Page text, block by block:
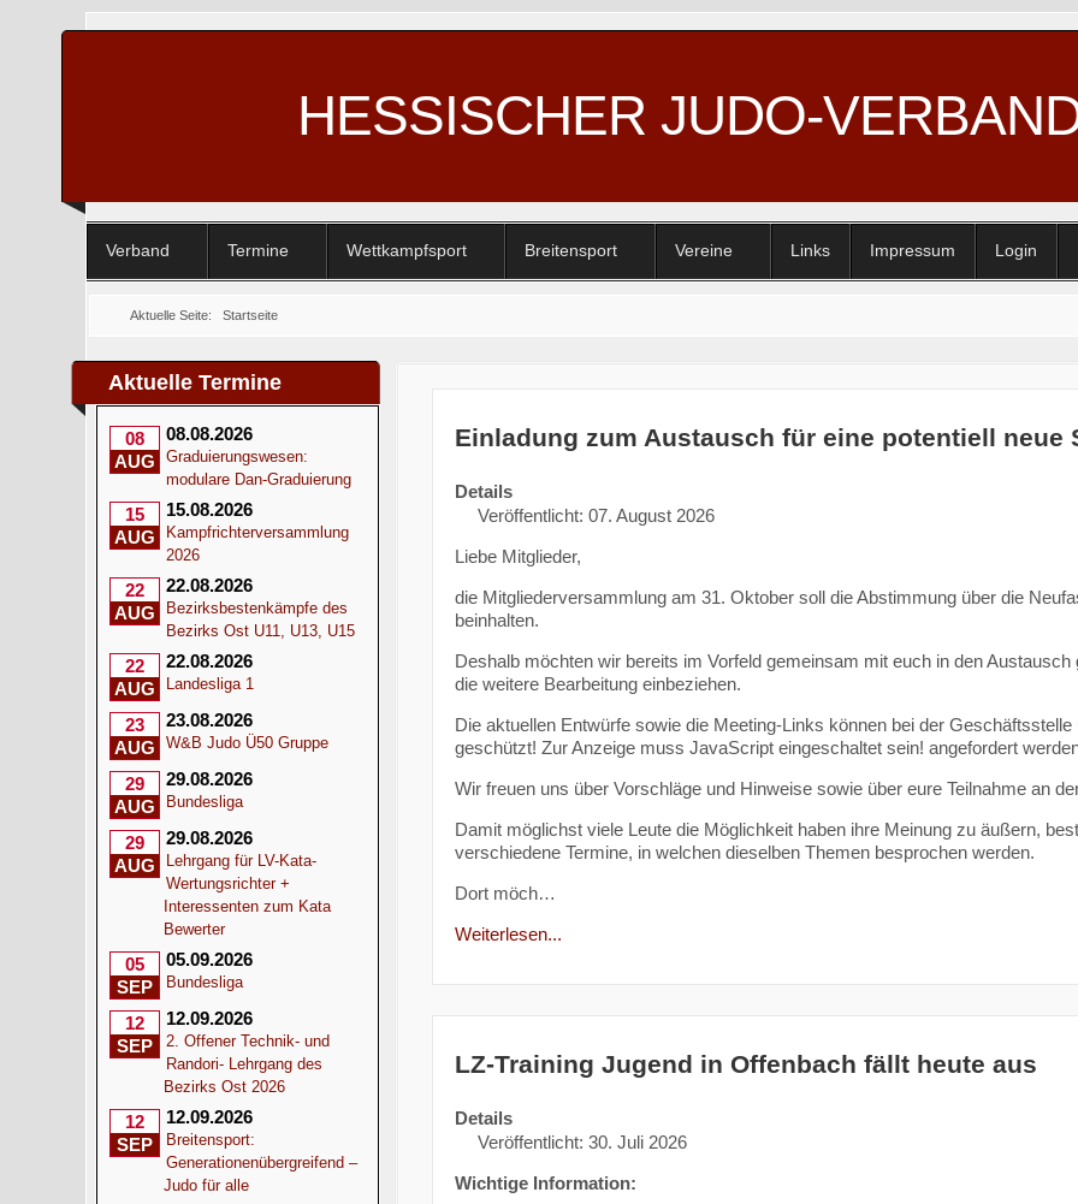
HESSISCHER JUDO-
Verband Termine Wettkampfsport Breitensport Vereine Links Impressum Login
Aktuelle Seite:Startseite
Aktuelle Termine
08
AUG
08.08.2026
Graduierungswesen:
modulare Dan-Graduierung
15
AUG
15.08.2026
Kampfrichterversammlung
2026
22
AUG
22.08.2026
Bezirksbestenkämpfe des
Bezirks Ost U11, U13, U15
22
AUG
22.08.2026
Landesliga 1
23
AUG
23.08.2026
W&B Judo Ü50 Gruppe
29
AUG
29.08.2026
Bundesliga
29
AUG
29.08.2026
Lehrgang für LV-Kata-
Wertungsrichter +
Interessenten zum Kata
Bewerter
05
SEP
05.09.2026
Bundesliga
12
SEP
12.09.2026
2. Offener Technik- und
Randori- Lehrgang des
Bezirks Ost 2026
12
SEP
12.09.2026
Breitensport:
Generationenübergreifend –
Judo für alle
Einladung zum Austausch für eine potentiell neue
Details
Veröffentlicht: 07. August 2026
Liebe Mitglieder,
die Mitgliederversammlung am 31. Oktober soll die Abstimmung über die
beinhalten.
Deshalb möchten wir bereits im Vorfeld gemeinsam mit euch in den
die weitere Bearbeitung einbeziehen.
Die aktuellen Entwürfe sowie die Meeting-Links können bei der
geschützt! Zur Anzeige muss JavaScript eingeschaltet sein! angefordert
Wir freuen uns über Vorschläge und Hinweise sowie über eure Teilnahme an
Damit möglichst viele Leute die Möglichkeit haben ihre Meinung zu äußern,
verschiedene Termine, in welchen dieselben Themen besprochen werden.
Dort möch…
Weiterlesen...
LZ-Training Jugend in Offenbach fällt heute aus
Details
Veröffentlicht: 30. Juli 2026
Wichtige Information: